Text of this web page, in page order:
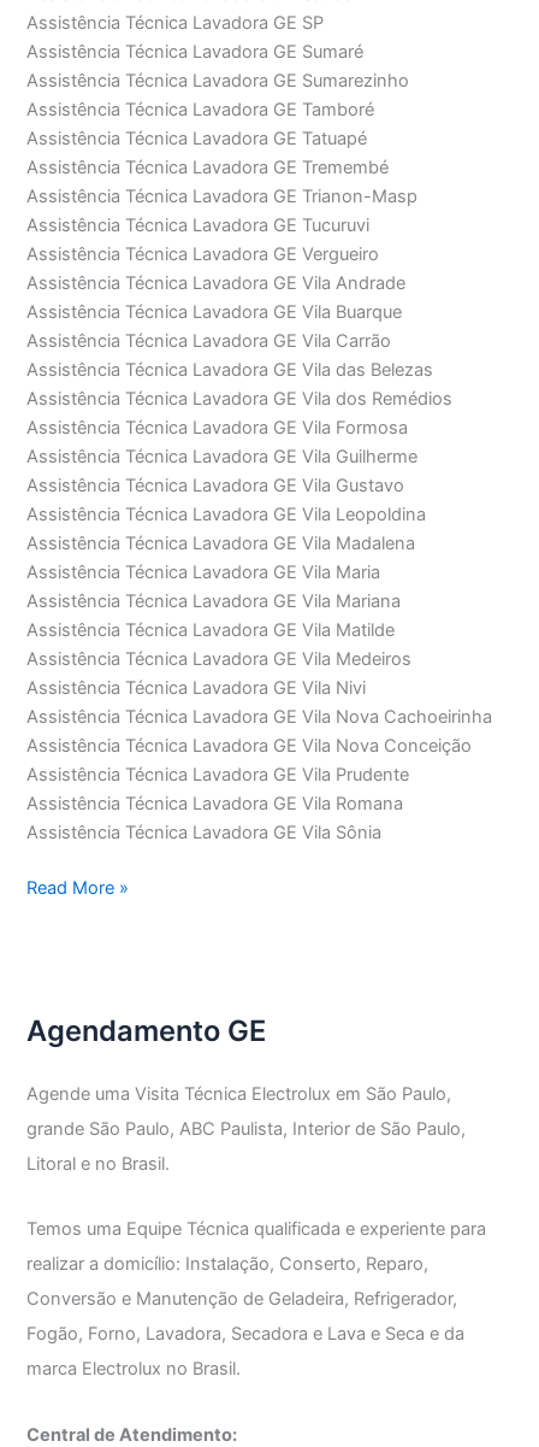
Assistência Técnica Lavadora GE SP
Assistência Técnica Lavadora GE Sumaré
Assistência Técnica Lavadora GE Sumarezinho
Assistência Técnica Lavadora GE Tamboré
Assistência Técnica Lavadora GE Tatuapé
Assistência Técnica Lavadora GE Tremembé
Assistência Técnica Lavadora GE Trianon-Masp
Assistência Técnica Lavadora GE Tucuruvi
Assistência Técnica Lavadora GE Vergueiro
Assistência Técnica Lavadora GE Vila Andrade
Assistência Técnica Lavadora GE Vila Buarque
Assistência Técnica Lavadora GE Vila Carrão
Assistência Técnica Lavadora GE Vila das Belezas
Assistência Técnica Lavadora GE Vila dos Remédios
Assistência Técnica Lavadora GE Vila Formosa
Assistência Técnica Lavadora GE Vila Guilherme
Assistência Técnica Lavadora GE Vila Gustavo
Assistência Técnica Lavadora GE Vila Leopoldina
Assistência Técnica Lavadora GE Vila Madalena
Assistência Técnica Lavadora GE Vila Maria
Assistência Técnica Lavadora GE Vila Mariana
Assistência Técnica Lavadora GE Vila Matilde
Assistência Técnica Lavadora GE Vila Medeiros
Assistência Técnica Lavadora GE Vila Nivi
Assistência Técnica Lavadora GE Vila Nova Cachoeirinha
Assistência Técnica Lavadora GE Vila Nova Conceição
Assistência Técnica Lavadora GE Vila Prudente
Assistência Técnica Lavadora GE Vila Romana
Assistência Técnica Lavadora GE Vila Sônia
Assistência
Read More »
Agendamento GE
Agende uma Visita Técnica Electrolux em São Paulo,
grande São Paulo, ABC Paulista, Interior de São Paulo,
Litoral e no Brasil.
Temos uma Equipe Técnica qualificada e experiente para
realizar a domicílio: Instalação, Conserto, Reparo,
Conversão e Manutenção de Geladeira, Refrigerador,
Fogão, Forno, Lavadora, Secadora e Lava e Seca e da
marca Electrolux no Brasil.
Central de Atendimento: